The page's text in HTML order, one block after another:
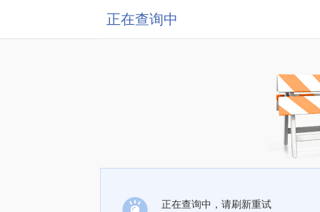
正在查询中
正在查询中，请刷新重试